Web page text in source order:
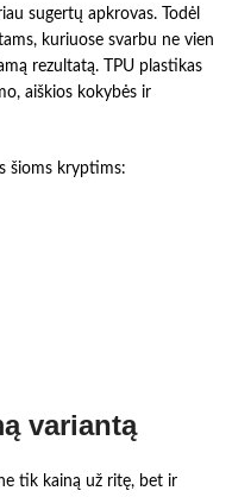
sugertų apkrovas. Todėl
kuriuose svarbu ne vien
rezultatą. TPU plastikas
aiškios kokybės ir
šioms kryptims:
variantą
tik kainą už ritę, bet ir